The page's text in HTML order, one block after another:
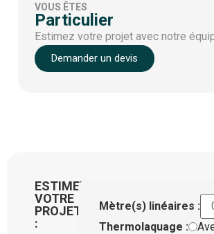
VOUS ÊTES
Particulier
Estimez votre projet avec notre
Demander un devis
ESTIMEZ
VOTRE
PROJET
:
Mètre(s) linéaires :
Thermolaquage :